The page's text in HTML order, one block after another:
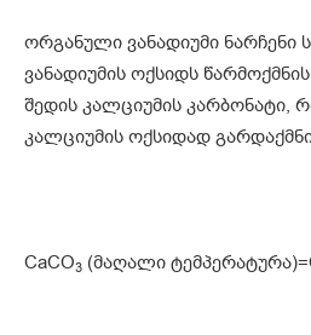
ორგანული ვანადიუმი ნარჩენი
ვანადიუმის ოქსიდს
შედის კალციუმის კარბონატი,
კალციუმის ოქსიდად
CaCO3 (მაღალი